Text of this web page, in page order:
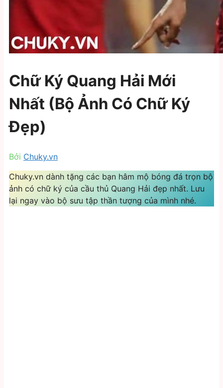
Chữ Ký Quang Hải Mới
Nhất (Bộ Ảnh Có Chữ Ký
Đẹp)
Bởi Chuky.vn
Chuky.vn dành tặng các bạn hâm mộ bóng đá trọn bộ
ảnh có chữ ký của cầu thủ Quang Hải đẹp nhất. Lưu
lại ngay vào bộ sưu tập thần tượng của mình nhé.